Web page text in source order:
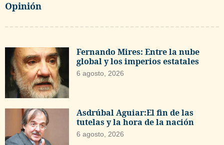
Opinión
Fernando Mires: Entre la nube
global y los imperios estatales
6 agosto, 2026
Asdrúbal Aguiar:El fin de las
tutelas y la hora de la nación
6 agosto, 2026